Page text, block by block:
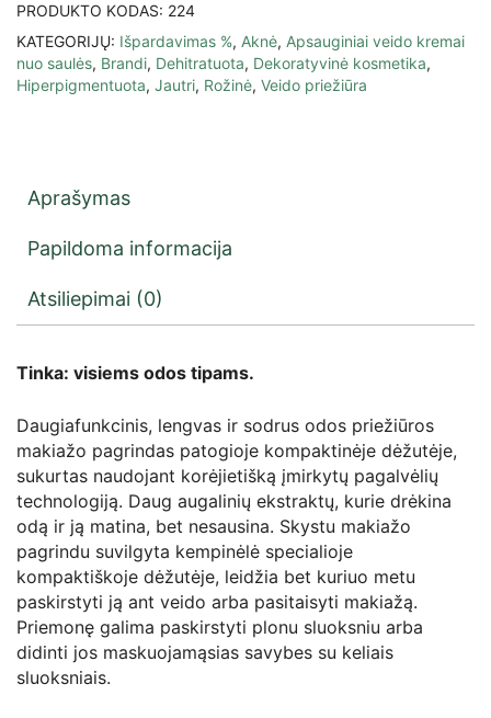
PRODUKTO KODAS: 224
KATEGORIJŲ: Išpardavimas %, Aknė, Apsauginiai veido kremai
nuo saulės, Brandi, Dehitratuota, Dekoratyvinė kosmetika,
Hiperpigmentuota, Jautri, Rožinė, Veido priežiūra
Aprašymas
Papildoma informacija
Atsiliepimai (0)
Tinka: visiems odos tipams.
Daugiafunkcinis, lengvas ir sodrus odos priežiūros
makiažo pagrindas patogioje kompaktinėje dėžutėje,
sukurtas naudojant korėjietišką įmirkytų pagalvėlių
technologiją. Daug augalinių ekstraktų, kurie drėkina
odą ir ją matina, bet nesausina. Skystu makiažo
pagrindu suvilgyta kempinėlė specialioje
kompaktiškoje dėžutėje, leidžia bet kuriuo metu
paskirstyti ją ant veido arba pasitaisyti makiažą.
Priemonę galima paskirstyti plonu sluoksniu arba
didinti jos maskuojamąsias savybes su keliais
sluoksniais.